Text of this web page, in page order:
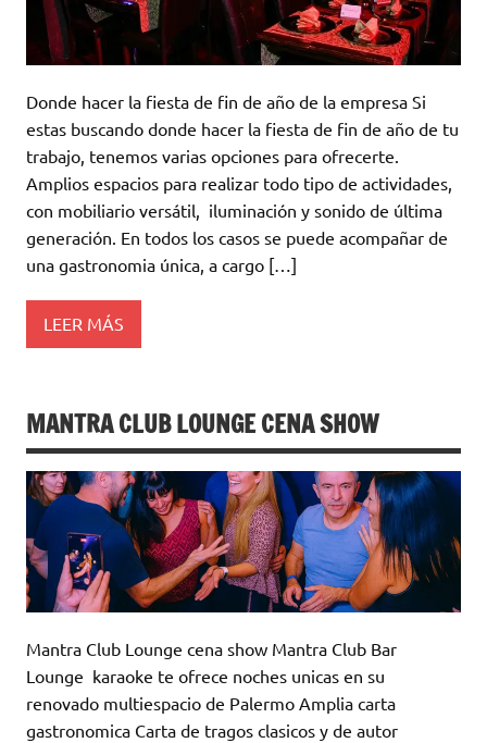
Donde hacer la fiesta de fin de año de la empresa Si
estas buscando donde hacer la fiesta de fin de año de tu
trabajo, tenemos varias opciones para ofrecerte.
Amplios espacios para realizar todo tipo de actividades,
con mobiliario versátil, iluminación y sonido de última
generación. En todos los casos se puede acompañar de
una gastronomia única, a cargo […]
LEER MÁS
MANTRA CLUB LOUNGE CENA SHOW
Mantra Club Lounge cena show Mantra Club Bar
Lounge karaoke te ofrece noches unicas en su
renovado multiespacio de Palermo Amplia carta
gastronomica Carta de tragos clasicos y de autor